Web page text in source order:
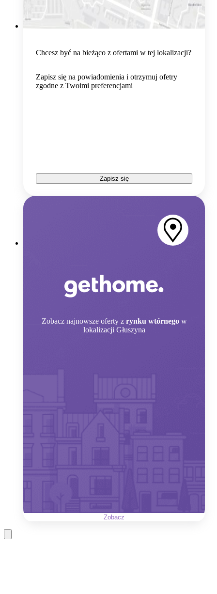
Chcesz być na bieżąco z ofertami w tej lokalizacji?
Zapisz się na powiadomienia i otrzymuj ofetry
zgodne z Twoimi preferencjami
Zapisz się
Zobacz najnowsze oferty z rynku wtórnego w
lokalizacji Głuszyna
Zobacz